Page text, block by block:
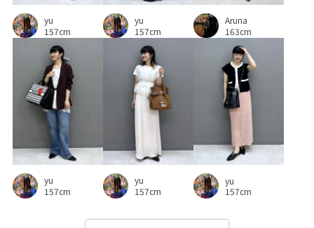
洗濯機で洗える 涼しげ 着やすい
着心地が良い 程よいゆとり 華やか
透け感 長財布 靴下 高級感
yu
157cm
yu
157cm
Aruna
163cm
yu
157cm
yu
157cm
yu
157cm